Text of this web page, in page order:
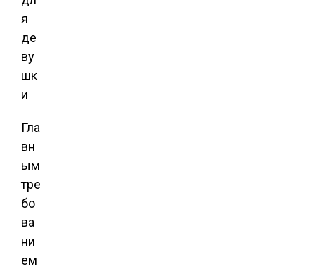
Гла
вн
ым
тре
бо
ва
ни
ем